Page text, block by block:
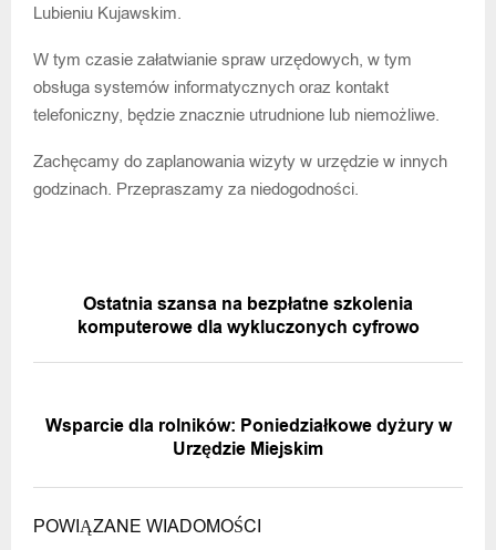
Lubieniu Kujawskim.
W tym czasie załatwianie spraw urzędowych, w tym
obsługa systemów informatycznych oraz kontakt
telefoniczny, będzie znacznie utrudnione lub niemożliwe.
Zachęcamy do zaplanowania wizyty w urzędzie w innych
godzinach. Przepraszamy za niedogodności.
Ostatnia szansa na bezpłatne szkolenia
komputerowe dla wykluczonych cyfrowo
Wsparcie dla rolników: Poniedziałkowe dyżury w
Urzędzie Miejskim
POWIĄZANE WIADOMOŚCI